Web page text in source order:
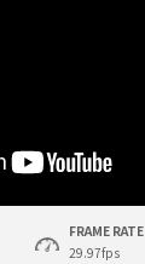
FRAME RATE
29.97fps